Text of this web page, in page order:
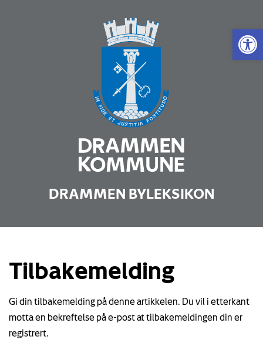
Vis
DRAMMEN BYLEKSIKON
Tilbakemelding
Gi din tilbakemelding på denne artikkelen. Du vil i etterkant
motta en bekreftelse på e-post at tilbakemeldingen din er
registrert.